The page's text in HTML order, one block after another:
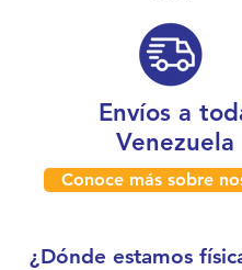
Envíos a
Venezuela
Conoce más sobre
¿Dónde estamos